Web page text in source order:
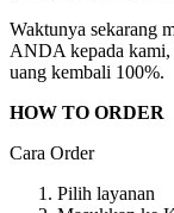
Waktunya sekarang
ANDA kepada kami,
uang kembali 100%.
HOW TO ORDER
Cara Order
Pilih layanan